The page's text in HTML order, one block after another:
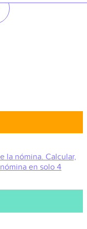
la nómina. Calcular,
en solo 4